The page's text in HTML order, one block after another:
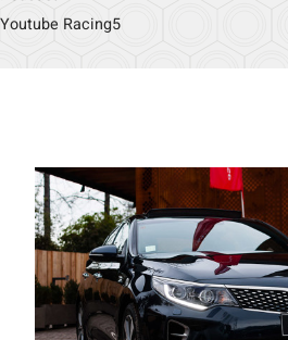
Youtube Racing5